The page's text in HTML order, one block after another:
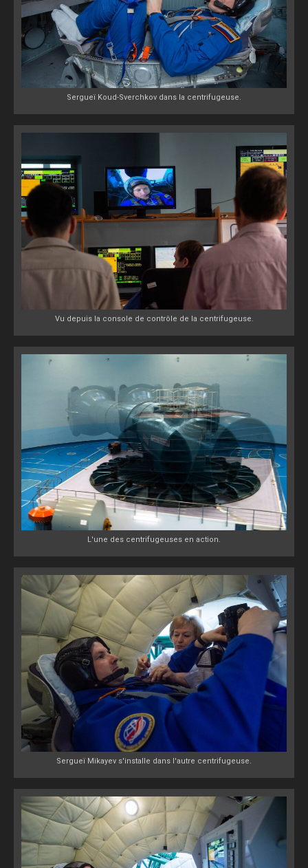
Sergueï Koud-Sverchkov dans la centrifugeuse.
Vu depuis la console de contrôle de la centrifugeuse.
L'une des centrifugeuses en action.
Sergueï Mikayev s'installe dans l'autre centrifugeuse.